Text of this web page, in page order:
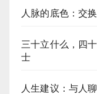
人脉的底色：交
三十立什么，四
士
人生建议：与人